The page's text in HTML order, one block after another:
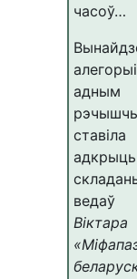
часоў…
адным
ведаў